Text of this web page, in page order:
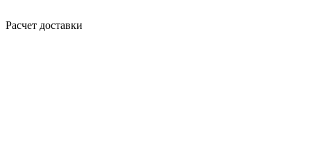
Расчет доставки